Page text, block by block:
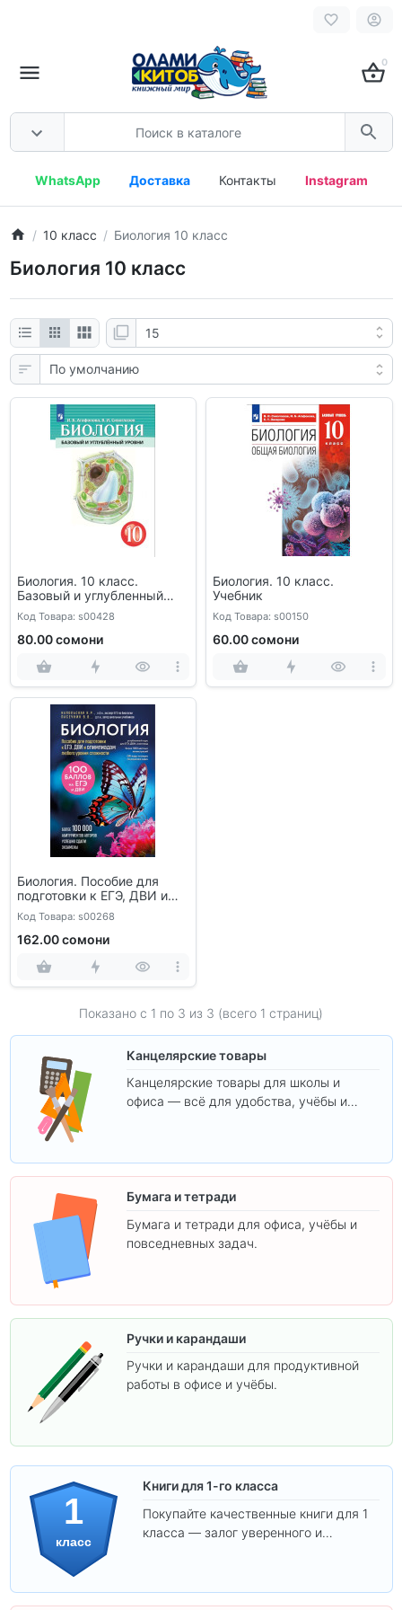
0
WhatsApp Доставка Контакты Instagram
10 класс Биология 10 класс
Биология 10 класс
Биология. 10 класс.
Базовый и углубленный
уровни
Код Товара: s00428
80.00 сомони
Биология. 10 класс.
Учебник
Код Товара: s00150
60.00 сомони
Биология. Пособие для
подготовки к ЕГЭ, ДВИ и
олимпиадам
Код Товара: s00268
162.00 сомони
Показано с 1 по 3 из 3 (всего 1 страниц)
Канцелярские товары
Канцелярские товары для школы и
офиса — всё для удобства, учёбы и
Бумага и тетради
Бумага и тетради для офиса, учёбы и
повседневных задач.
Ручки и карандаши
Ручки и карандаши для продуктивной
работы в офисе и учёбы.
1
класс
Книги для 1-го класса
Покупайте качественные книги для 1
класса — залог уверенного и